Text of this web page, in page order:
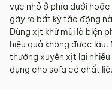
vực nhỏ ở phía dưới
gây ra bất kỳ tác động
Dùng xịt khử mùi là biện
hiệu quả không được
thường xuyên xịt lại
dụng cho sofa có chất